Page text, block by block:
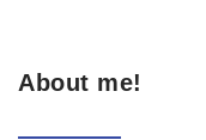
About me!